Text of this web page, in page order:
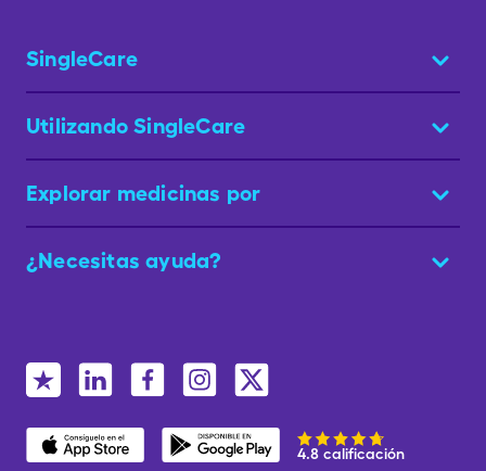
SingleCare
Utilizando SingleCare
Explorar medicinas por
¿Necesitas ayuda?
4.8 calificación